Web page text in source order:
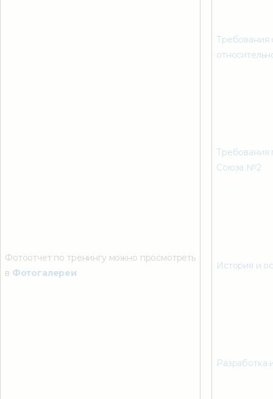
Фотоотчет по тренингу можно просмотреть
в Фотогалереи
Требования
Требования
Союза №2
История и